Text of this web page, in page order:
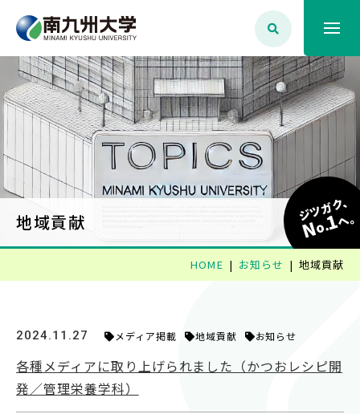
大学案内
学生生活
学部学科・大学院
就職・資格
対象者別
地域貢献 ジツガク、
No.1へ
HOME お知らせ 地域貢献
2024.11.27 メディア掲載 地域貢献 お知らせ
各種メディアに取り上げられました（かつおレシピ開
発／管理栄養学科）